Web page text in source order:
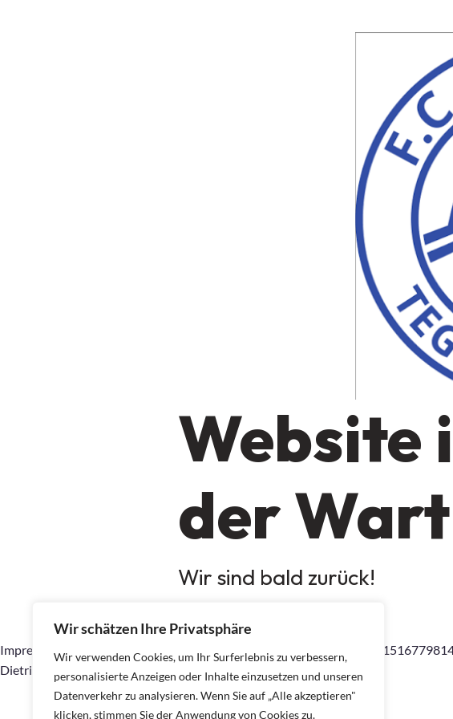
Wir schätzen Ihre Privatsphäre
Wir verwenden Cookies, um Ihr Surferlebnis zu verbessern,
personalisierte Anzeigen oder Inhalte einzusetzen und unseren
Datenverkehr zu analysieren. Wenn Sie auf „Alle akzeptieren"
klicken, stimmen Sie der Anwendung von Cookies zu.
Website
der
Wir sind bald zurück!
Impressum: Arminia Tegel 1977 e.v., Berliner Str. 71, 13507 Berlin,
Dietrich (Anschrift wie am Anfang)